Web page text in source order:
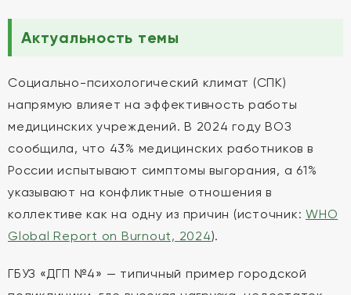
Актуальность темы
Социально-психологический климат (СПК)
напрямую влияет на эффективность работы
медицинских учреждений. В 2024 году ВОЗ
сообщила, что 43% медицинских работников в
России испытывают симптомы выгорания, а 61%
указывают на конфликтные отношения в
коллективе как на одну из причин (источник: WHO
Global Report on Burnout, 2024).
ГБУЗ «ДГП №4» — типичный пример городской